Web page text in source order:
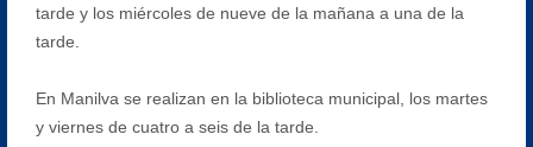
tarde y los miércoles de nueve de la mañana a una de la
tarde.
En Manilva se realizan en la biblioteca municipal, los martes
y viernes de cuatro a seis de la tarde.